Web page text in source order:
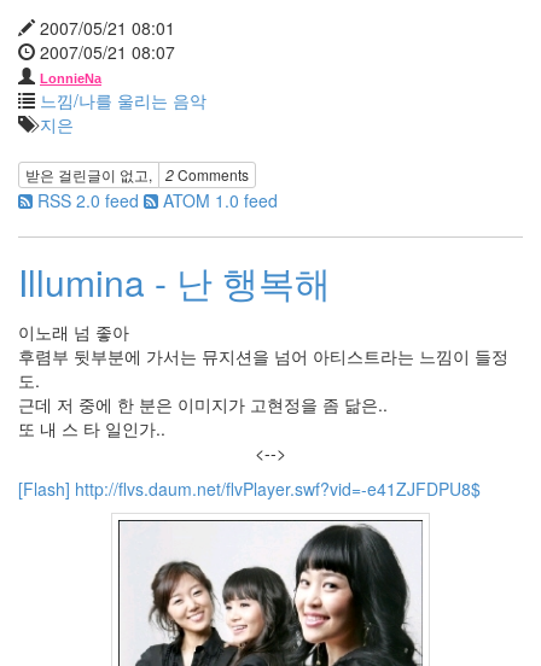
2007/05/21 08:01
2007/05/21 08:07
LonnieNa
느낌/나를 울리는 음악
지은
받은 걸린글이 없고, 2Comments
RSS 2.0 feed ATOM 1.0 feed
Illumina - 난 행복해
이노래 넘 좋아
후렴부 뒷부분에 가서는 뮤지션을 넘어 아티스트라는 느낌이 들정
도.
근데 저 중에 한 분은 이미지가 고현정을 좀 닮은..
또 내 스 타 일인가..
<-->
[Flash] http://flvs.daum.net/flvPlayer.swf?vid=-e41ZJFDPU8$
년
7
월
5
2011
년
8
월
년
9
월
1
2011
년
10
월
2011